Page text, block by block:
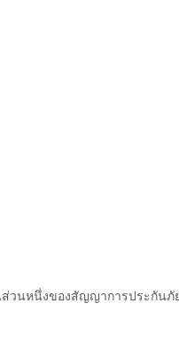
ส่วนหนึ่งของสัญญาการประกันภั